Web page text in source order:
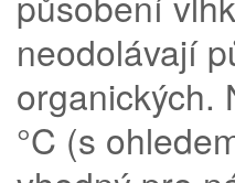
neodolávají
organických.
°C (s